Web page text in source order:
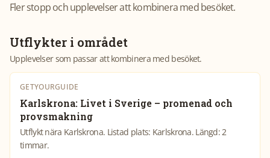
Fler stopp och upplevelser att kombinera med besöket.
Utflykter i området
Upplevelser som passar att kombinera med besöket.
GETYOURGUIDE
Karlskrona: Livet i Sverige – promenad och
provsmakning
Utflykt nära Karlskrona. Listad plats: Karlskrona. Längd: 2
timmar.